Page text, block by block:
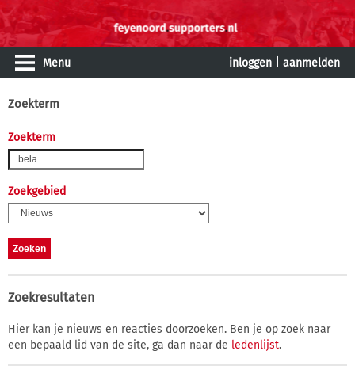
Menu inloggen aanmelden
Zoekterm
Zoekterm
Zoekgebied
Zoekresultaten
Hier kan je nieuws en reacties doorzoeken. Ben je op zoek naar
een bepaald lid van de site, ga dan naar de ledenlijst.